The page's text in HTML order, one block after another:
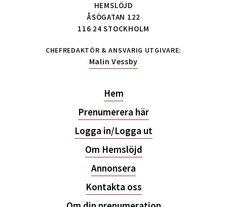
HEMSLÖJD
ÅSÖGATAN 122
116 24 STOCKHOLM
CHEFREDAKTÖR & ANSVARIG UTGIVARE:
Malin Vessby
Hem
Prenumerera här
Logga in/Logga ut
Om Hemslöjd
Annonsera
Kontakta oss